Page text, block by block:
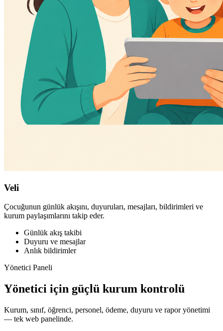
Veli
Çocuğunun günlük akışını, duyuruları, mesajları, bildirimleri ve
kurum paylaşımlarını takip eder.
Günlük akış takibi
Duyuru ve mesajlar
Anlık bildirimler
Yönetici Paneli
Yönetici için güçlü kurum kontrolü
Kurum, sınıf, öğrenci, personel, ödeme, duyuru ve rapor yönetimi
— tek web panelinde.